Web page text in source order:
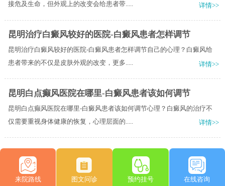
接危及生命，但外观上的改变会给患者带.....
详情>>
昆明治疗白癜风较好的医院-白癜风患者怎样调节
昆明治疗白癜风较好的医院-白癜风患者怎样调节自己的心理？白癜风给
患者带来的不仅是皮肤外观的改变，更多.....
详情>>
昆明白点癫风医院在哪里-白癜风患者该如何调节
昆明白点癫风医院在哪里-白癜风患者该如何调节心理？白癜风的治疗不
仅需要重视身体健康的恢复，心理层面的.....
详情>>
来院路线 图文问诊 预约挂号 在线咨询